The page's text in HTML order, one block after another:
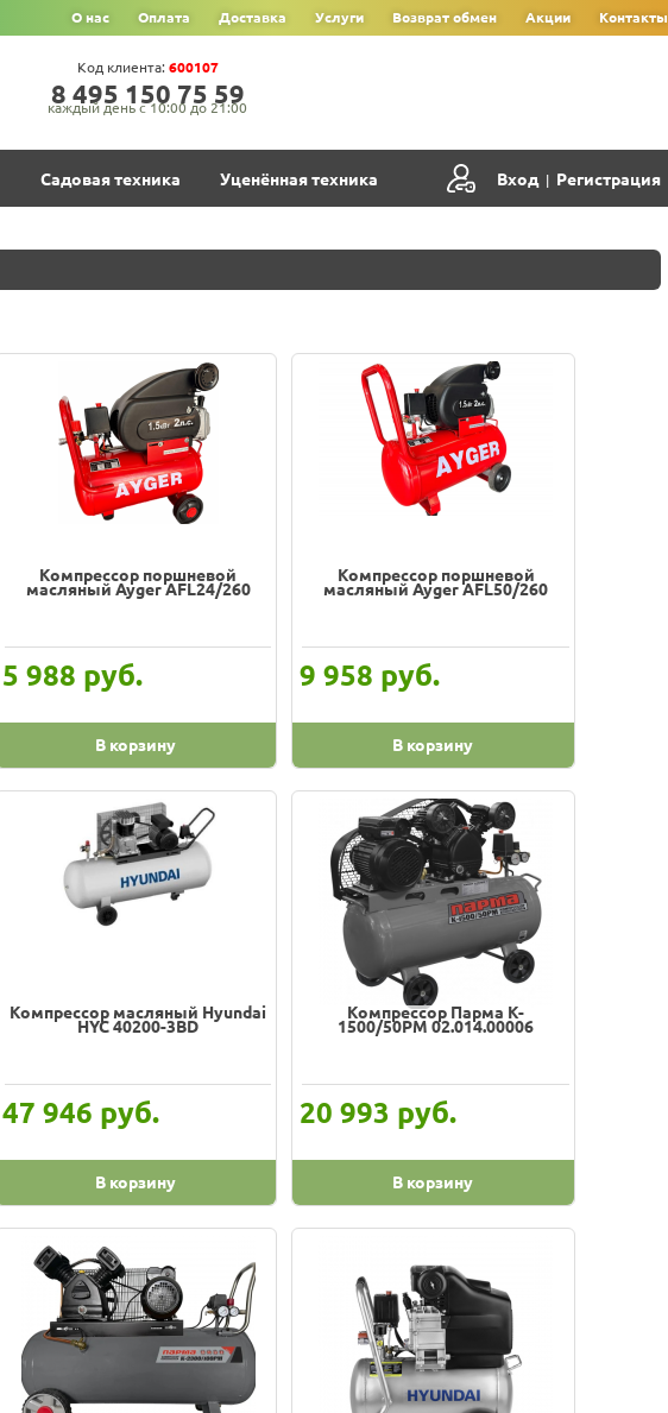
О нас Оплата Доставка Услуги Возврат обмен Акции Контакты
8‍ 4‍9‍5‍ 1‍5‍0‍ 7‍5‍ 5‍9‍
каждый день с 10:00 до 21:00
Код клиента: 600107
Садовая техника Уценённая техника Вход | Регистрация
Компрессор поршневой
масляный Ayger AFL24/260
5 988 руб.
В корзину
Компрессор поршневой
масляный Ayger AFL50/260
9 958 руб.
В корзину
Компрессор масляный Hyundai
HYC 40200-3BD
47 946 руб.
В корзину
Компрессор Парма K-
1500/50РМ 02.014.00006
20 993 руб.
В корзину